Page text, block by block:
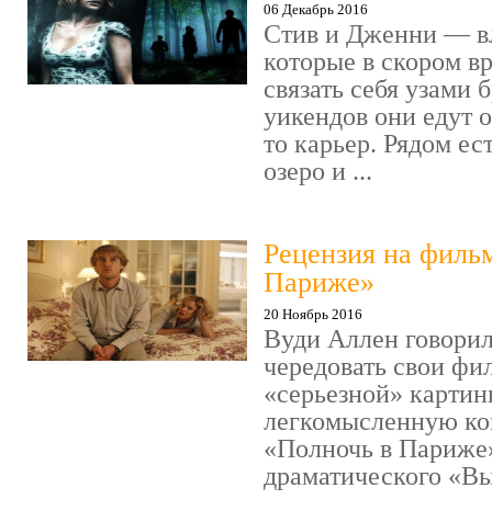
06 Декабрь 2016
Стив и Дженни —
которые в скором
связать себя узами
уикендов они едут
то карьер. Рядом
озеро и ...
Рецензия на
Париже»
20 Ноябрь 2016
Вуди Аллен
чередовать свои
«серьезной»
легкомысленную
«Полночь в
драматического